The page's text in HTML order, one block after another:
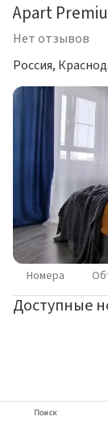
Apart
Нет отзывов
Номера
Доступные
Поиск